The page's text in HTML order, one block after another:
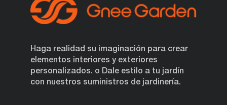
Haga realidad su imaginación para crear
elementos interiores y exteriores
personalizados. o Dale estilo a tu jardín
con nuestros suministros de jardinería.